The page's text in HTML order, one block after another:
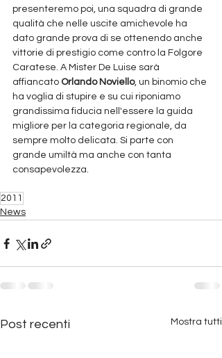
presenteremo poi, una squadra di grande
qualità che nelle uscite amichevole ha
dato grande prova di se ottenendo anche
vittorie di prestigio come contro la Folgore
Caratese. A Mister De Luise sarà
affiancato Orlando Noviello, un binomio che
ha voglia di stupire e su cui riponiamo
grandissima fiducia nell'essere la guida
migliore per la categoria regionale, da
sempre molto delicata. Si parte con
grande umiltà ma anche con tanta
consapevolezza.
2011
News
Post recenti Mostra tutti